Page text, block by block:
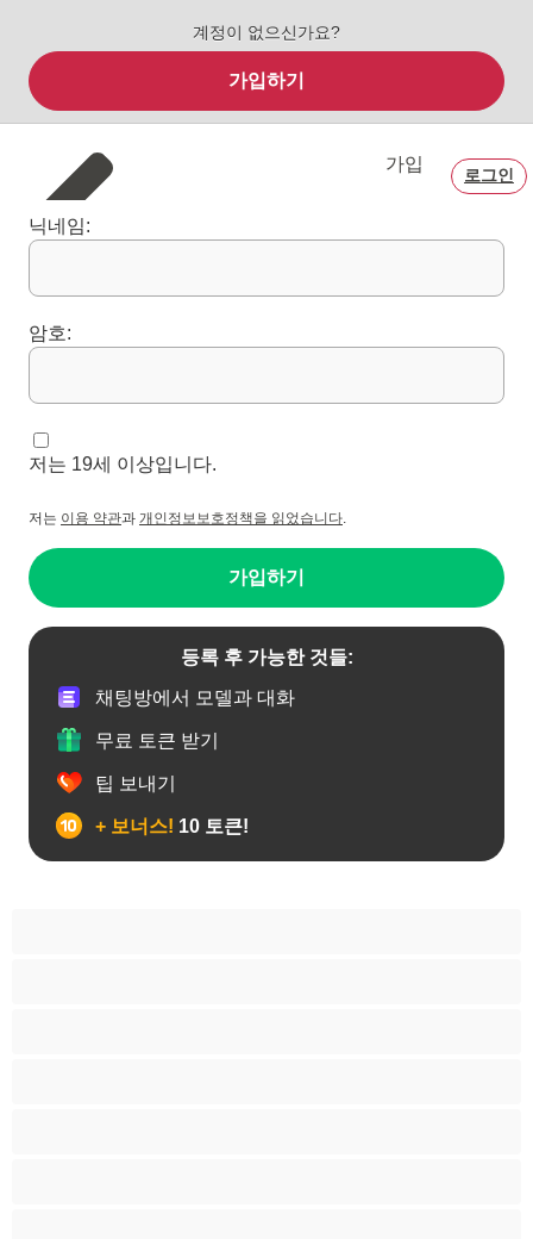
계정이 없으신가요?
가입하기
가입
로그인
닉네임:
암호:
저는 19세 이상입니다.
저는 이용 약관과 개인정보보호정책을 읽었습니다.
가입하기
등록 후 가능한 것들:
채팅방에서 모델과 대화
무료 토큰 받기
팁 보내기
+ 보너스! 10 토큰!